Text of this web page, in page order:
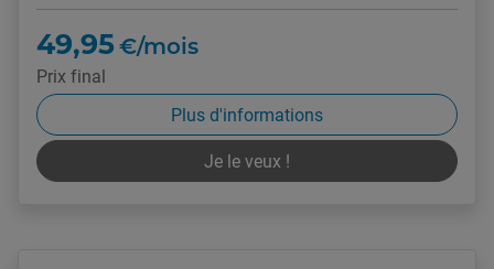
49,95 €/mois
Prix final
Plus d'informations
Je le veux !